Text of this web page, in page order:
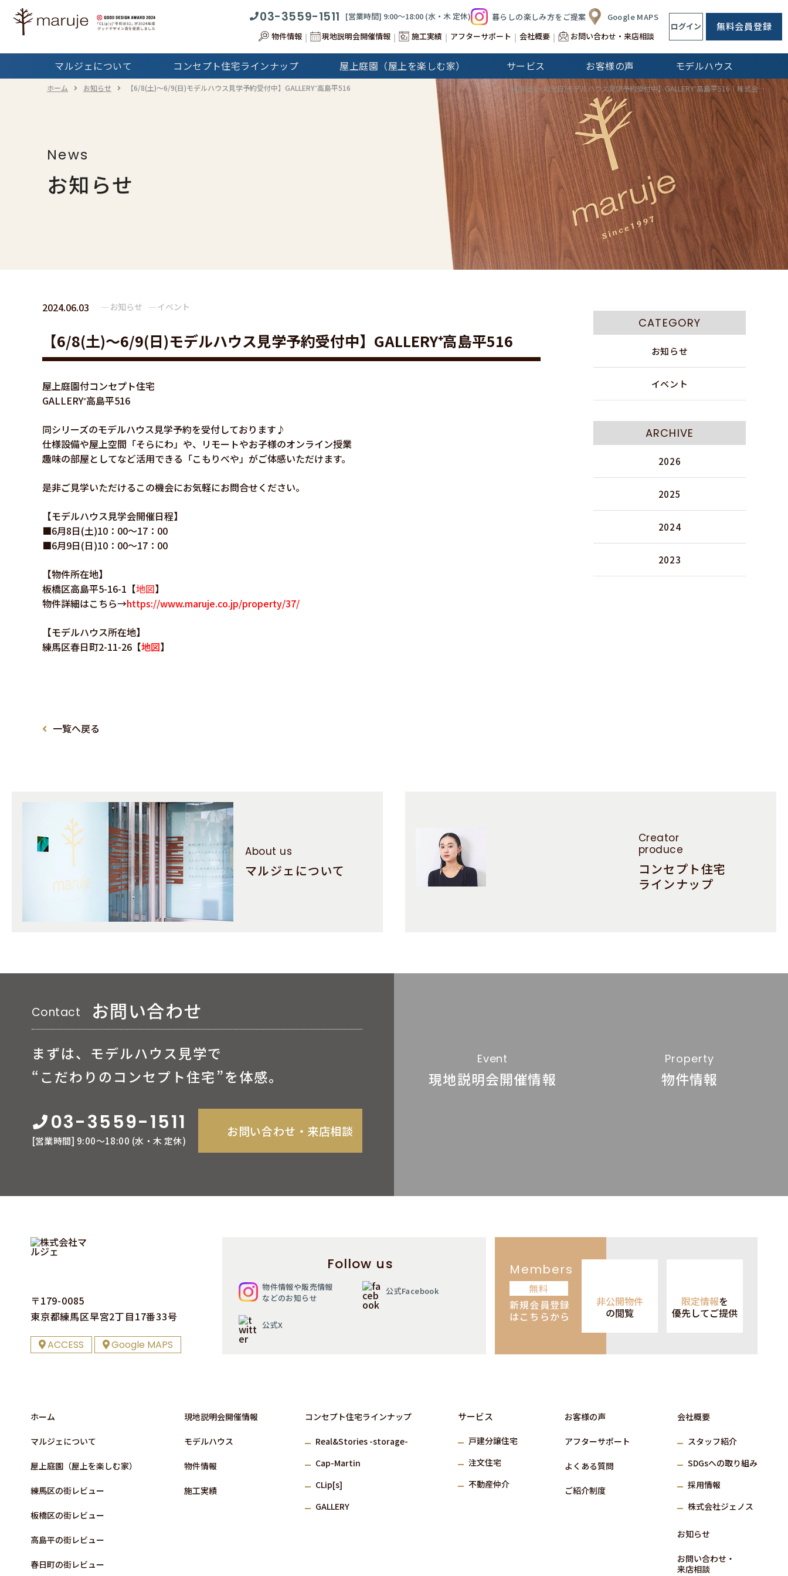
03-3559-1511 [営業時間] 9:00〜18:00 (⽔‧⽊ 定休) 暮らしの楽しみ方をご提案
Google MAPS
物件情報
現地説明会開催情報 施工実績 アフターサポート 会社概要 お問い合わせ・来店相談
ログイン 無料会員登録
マルジェについて コンセプト住宅ラインナップ
コンセプト住宅
ラインナップTOP
Real&Stories Cap-Martin CLip[s]
注文住宅
屋上庭園（屋上を楽しむ家） サービス
マルジェの
サービス
注文住宅 不動産仲介
お客様の声 モデルハウス
ホーム お知らせ 【6/8(土)～6/9(日)モデルハウス見学予約受付中】GALLERY⁺高島平516 【6/8(土)～6/9(日)モデルハウス見学予約受付中】GALLERY⁺高島平516｜株式会社マルジェ
News
お知らせ
2024.06.03 お知らせ イベント
【6/8(土)～6/9(日)モデルハウス見学予約受付中】GALLERY⁺高島平516
屋上庭園付コンセプト住宅
GALLERY⁺高島平516
同シリーズのモデルハウス見学予約を受付しております♪
仕様設備や屋上空間「そらにわ」や、リモートやお子様のオンライン授業
趣味の部屋としてなど活用できる「こもりべや」がご体感いただけます。
是非ご見学いただけるこの機会にお気軽にお問合せください。
【モデルハウス見学会開催日程】
■6月8日(土)10：00～17：00
■6月9日(日)10：00～17：00
【物件所在地】
板橋区高島平5-16-1【地図】
物件詳細はこちら→https://www.maruje.co.jp/property/37/
【モデルハウス所在地】
練馬区春日町2-11-26【地図】
一覧へ戻る
CATEGORY
お知らせ
イベント
ARCHIVE
2026
2025
2024
2023
About us
マルジェについて
Creator
produce
コンセプト住宅
ラインナップ
Contact お問い合わせ
まずは、モデルハウス見学で
“こだわりのコンセプト住宅”を体感。
03-3559-1511
[営業時間] 9:00〜18:00 (⽔‧⽊ 定休)
お問い合わせ‧来店相談
Event
現地説明会開催情報
Property
物件情報
〒179-0085
東京都練⾺区早宮2丁⽬17番33号
ACCESS Google MAPS
Follow us
物件情報や販売情報
などのお知らせ
公式Facebook
公式X
Members
無料
新規会員登録
はこちらから
非公開物件
の閲覧
限定情報を
優先してご提供
ホーム
マルジェについて
屋上庭園（屋上を楽しむ家）
練⾺区の街レビュー
板橋区の街レビュー
高島平の街レビュー
春日町の街レビュー
現地説明会開催情報
モデルハウス
物件情報
施⼯実績
コンセプト住宅ラインナップ
Real&Stories -storage-
Cap-Martin
CLip[s]
GALLERY
サービス
⼾建分譲住宅
注⽂住宅
不動産仲介
お客様の声
アフターサポート
よくある質問
ご紹介制度
会社概要
スタッフ紹介
SDGsへの取り組み
採⽤情報
株式会社ジェノス
お知らせ
お問い合わせ‧
来店相談